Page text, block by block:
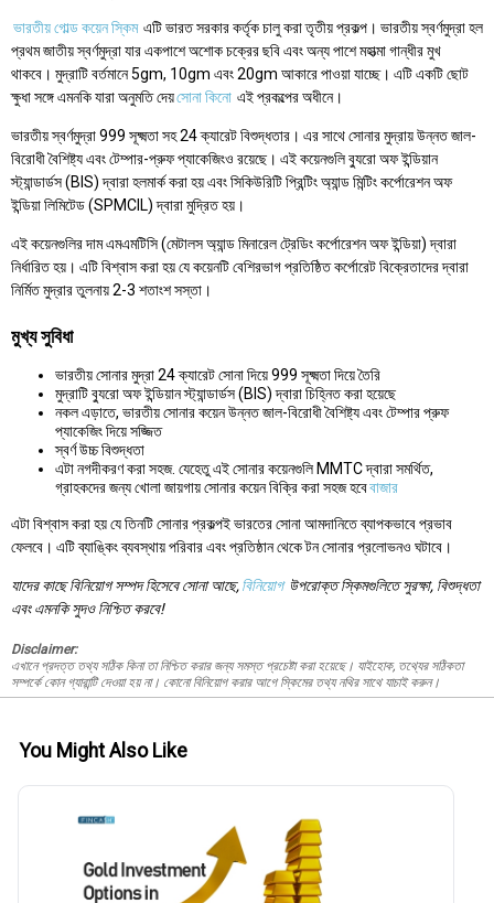
ভারতীয় গোল্ড কয়েন স্কিম এটি ভারত সরকার কর্তৃক চালু করা তৃতীয় প্রকল্প। ভারতীয় স্বর্ণমুদ্রা হল
প্রথম জাতীয় স্বর্ণমুদ্রা যার একপাশে অশোক চক্রের ছবি এবং অন্য পাশে মহাত্মা গান্ধীর মুখ
থাকবে। মুদ্রাটি বর্তমানে 5gm, 10gm এবং 20gm আকারে পাওয়া যাচ্ছে। এটি একটি ছোট
ক্ষুধা সঙ্গে এমনকি যারা অনুমতি দেয়সোনা কিনো এই প্রকল্পের অধীনে।
ভারতীয় স্বর্ণমুদ্রা 999 সূক্ষ্মতা সহ 24 ক্যারেট বিশুদ্ধতার। এর সাথে সোনার মুদ্রায় উন্নত জাল-
বিরোধী বৈশিষ্ট্য এবং টেম্পার-প্রুফ প্যাকেজিংও রয়েছে। এই কয়েনগুলি ব্যুরো অফ ইন্ডিয়ান
স্ট্যান্ডার্ডস (BIS) দ্বারা হলমার্ক করা হয় এবং সিকিউরিটি প্রিন্টিং অ্যান্ড মিন্টিং কর্পোরেশন অফ
ইন্ডিয়া লিমিটেড (SPMCIL) দ্বারা মুদ্রিত হয়।
এই কয়েনগুলির দাম এমএমটিসি (মেটালস অ্যান্ড মিনারেল ট্রেডিং কর্পোরেশন অফ ইন্ডিয়া) দ্বারা
নির্ধারিত হয়। এটি বিশ্বাস করা হয় যে কয়েনটি বেশিরভাগ প্রতিষ্ঠিত কর্পোরেট বিক্রেতাদের দ্বারা
নির্মিত মুদ্রার তুলনায় 2-3 শতাংশ সস্তা।
মুখ্য সুবিধা
ভারতীয় সোনার মুদ্রা 24 ক্যারেট সোনা দিয়ে 999 সূক্ষ্মতা দিয়ে তৈরি
মুদ্রাটি ব্যুরো অফ ইন্ডিয়ান স্ট্যান্ডার্ডস (BIS) দ্বারা চিহ্নিত করা হয়েছে
নকল এড়াতে, ভারতীয় সোনার কয়েন উন্নত জাল-বিরোধী বৈশিষ্ট্য এবং টেম্পার প্রুফ
প্যাকেজিং দিয়ে সজ্জিত
স্বর্ণ উচ্চ বিশুদ্ধতা
এটা নগদীকরণ করা সহজ. যেহেতু এই সোনার কয়েনগুলি MMTC দ্বারা সমর্থিত,
গ্রাহকদের জন্য খোলা জায়গায় সোনার কয়েন বিক্রি করা সহজ হবেবাজার
এটা বিশ্বাস করা হয় যে তিনটি সোনার প্রকল্পই ভারতের সোনা আমদানিতে ব্যাপকভাবে প্রভাব
ফেলবে। এটি ব্যাঙ্কিং ব্যবস্থায় পরিবার এবং প্রতিষ্ঠান থেকে টন সোনার প্রলোভনও ঘটাবে।
যাদের কাছে বিনিয়োগ সম্পদ হিসেবে সোনা আছে,বিনিয়োগ উপরোক্ত স্কিমগুলিতে সুরক্ষা, বিশুদ্ধতা
এবং এমনকি সুদও নিশ্চিত করবে!
Disclaimer:
এখানে প্রদত্ত তথ্য সঠিক কিনা তা নিশ্চিত করার জন্য সমস্ত প্রচেষ্টা করা হয়েছে। যাইহোক, তথ্যের সঠিকতা
সম্পর্কে কোন গ্যারান্টি দেওয়া হয় না। কোনো বিনিয়োগ করার আগে স্কিমের তথ্য নথির সাথে যাচাই করুন।
You Might Also Like